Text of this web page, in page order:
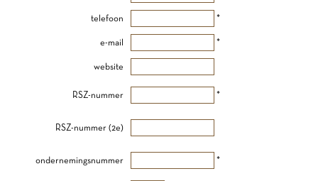
telefoon *
e-mail *
website
RSZ-nummer *
RSZ-nummer (2e)
ondernemingsnummer *